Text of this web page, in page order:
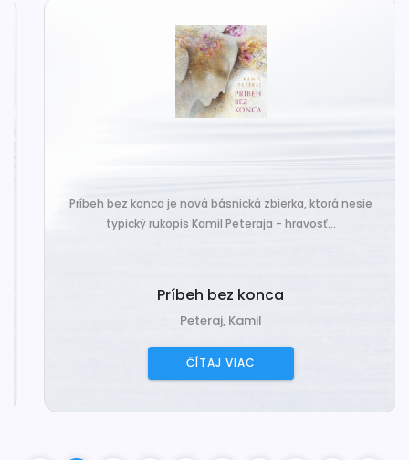
Príbeh bez konca je nová básnická zbierka, ktorá nesie
typický rukopis Kamil Peteraja - hravosť...
Príbeh bez konca
Peteraj, Kamil
ČÍTAJ VIAC